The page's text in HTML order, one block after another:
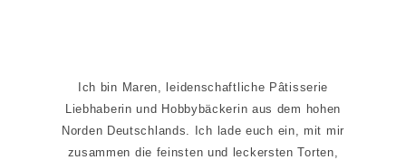
Ich bin Maren, leidenschaftliche Pâtisserie
Liebhaberin und Hobbybäckerin aus dem hohen
Norden Deutschlands. Ich lade euch ein, mit mir
zusammen die feinsten und leckersten Torten,